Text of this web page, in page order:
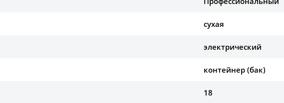
сухая
электрический
контейнер (бак)
18